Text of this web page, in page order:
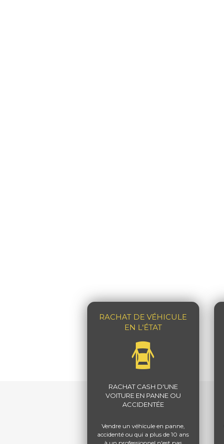
RACHAT DE VÉHICULE
EN L'ÉTAT
RACHAT CASH D'UNE
VOITURE EN PANNE OU
ACCIDENTÉE
Vendre un véhicule en panne,
accidenté ou qui a plus de 10 ans